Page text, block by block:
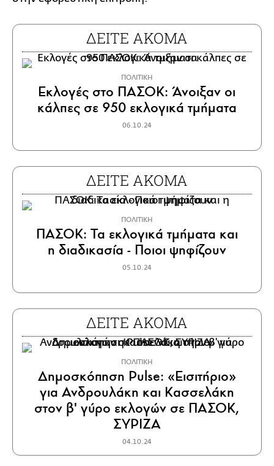
ΔΕΙΤΕ ΑΚΟΜΑ
ΠΟΛΙΤΙΚΗ
Εκλογές στο ΠΑΣΟΚ: Άνοιξαν οι
κάλπες σε 950 εκλογικά τμήματα
06.10.24
ΔΕΙΤΕ ΑΚΟΜΑ
ΠΟΛΙΤΙΚΗ
ΠΑΣΟΚ: Τα εκλογικά τμήματα και
η διαδικασία - Ποιοι ψηφίζουν
05.10.24
ΔΕΙΤΕ ΑΚΟΜΑ
ΠΟΛΙΤΙΚΗ
Δημοσκόπηση Pulse: «Εισιτήριο»
για Ανδρουλάκη και Κασσελάκη
στον β' γύρο εκλογών σε ΠΑΣΟΚ,
ΣΥΡΙΖΑ
04.10.24